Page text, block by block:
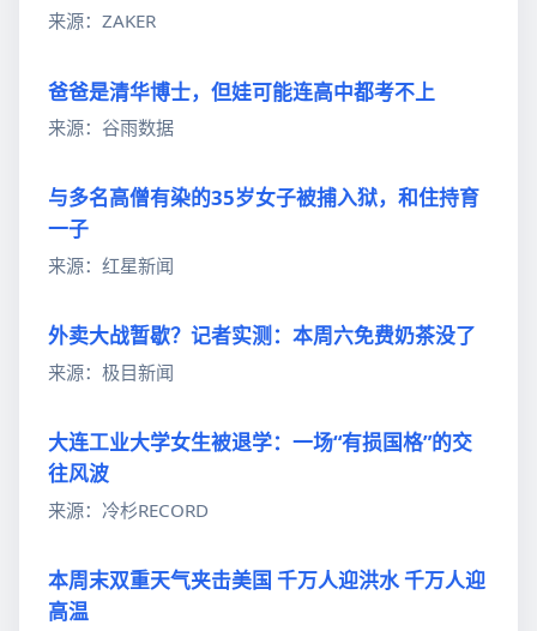
来源：ZAKER
爸爸是清华博士，但娃可能连高中都考不上
来源：谷雨数据
与多名高僧有染的35岁女子被捕入狱，和住持育
一子
来源：红星新闻
外卖大战暂歇？记者实测：本周六免费奶茶没了
来源：极目新闻
大连工业大学女生被退学：一场“有损国格”的交
往风波
来源：冷杉RECORD
本周末双重天气夹击美国 千万人迎洪水 千万人迎
高温